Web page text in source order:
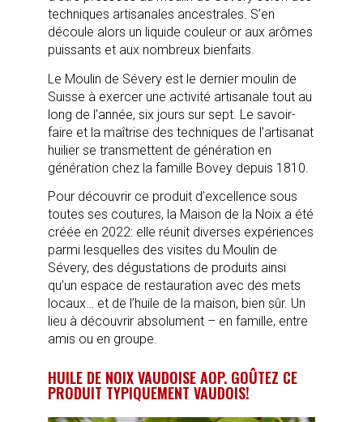
techniques artisanales ancestrales. S’en
découle alors un liquide couleur or aux arômes
puissants et aux nombreux bienfaits.
Le Moulin de Sévery est le dernier moulin de
Suisse à exercer une activité artisanale tout au
long de l’année, six jours sur sept. Le savoir-
faire et la maîtrise des techniques de l’artisanat
huilier se transmettent de génération en
génération chez la famille Bovey depuis 1810.
Pour découvrir ce produit d’excellence sous
toutes ses coutures, la Maison de la Noix a été
créée en 2022: elle réunit diverses expériences
parmi lesquelles des visites du Moulin de
Sévery, des dégustations de produits ainsi
qu’un espace de restauration avec des mets
locaux… et de l’huile de la maison, bien sûr. Un
lieu à découvrir absolument – en famille, entre
amis ou en groupe.
HUILE DE NOIX VAUDOISE AOP. GOÛTEZ CE
PRODUIT TYPIQUEMENT VAUDOIS!